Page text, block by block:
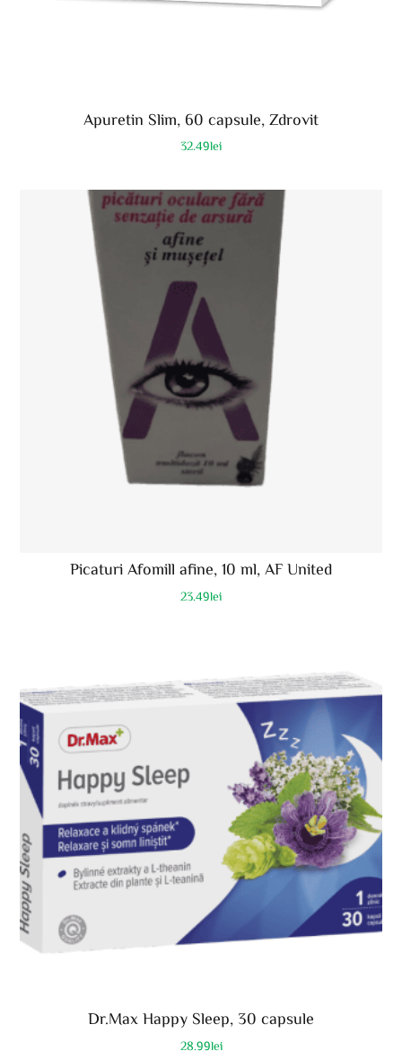
Apuretin Slim, 60 capsule, Zdrovit
32.49lei
Picaturi Afomill afine, 10 ml, AF United
23.49lei
Dr.Max Happy Sleep, 30 capsule
28.99lei